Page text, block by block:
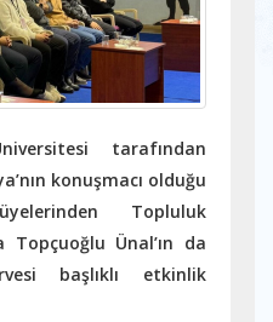
tarafından
konuşmacı olduğu
Topluluk
Topçuoğlu Ünal’ın da
başlıklı etkinlik